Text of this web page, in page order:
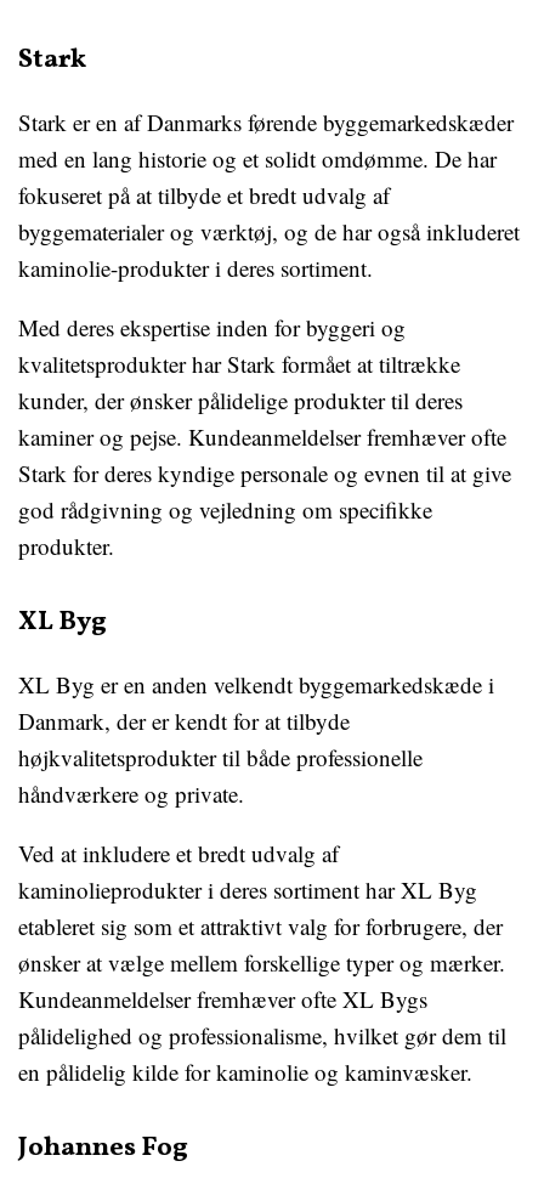
Stark
Stark er en af Danmarks førende byggemarkedskæder
med en lang historie og et solidt omdømme. De har
fokuseret på at tilbyde et bredt udvalg af
byggematerialer og værktøj, og de har også inkluderet
kaminolie-produkter i deres sortiment.
Med deres ekspertise inden for byggeri og
kvalitetsprodukter har Stark formået at tiltrække
kunder, der ønsker pålidelige produkter til deres
kaminer og pejse. Kundeanmeldelser fremhæver ofte
Stark for deres kyndige personale og evnen til at give
god rådgivning og vejledning om specifikke
produkter.
XL Byg
XL Byg er en anden velkendt byggemarkedskæde i
Danmark, der er kendt for at tilbyde
højkvalitetsprodukter til både professionelle
håndværkere og private.
Ved at inkludere et bredt udvalg af
kaminolieprodukter i deres sortiment har XL Byg
etableret sig som et attraktivt valg for forbrugere, der
ønsker at vælge mellem forskellige typer og mærker.
Kundeanmeldelser fremhæver ofte XL Bygs
pålidelighed og professionalisme, hvilket gør dem til
en pålidelig kilde for kaminolie og kaminvæsker.
Johannes Fog